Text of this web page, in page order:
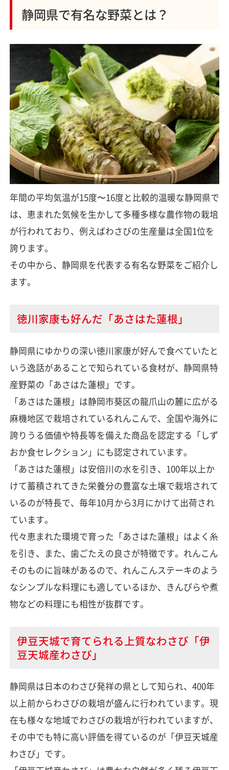
静岡県で有名な野菜とは？
年間の平均気温が15度〜16度と比較的温暖な静岡県で
は、恵まれた気候を生かして多種多様な農作物の栽培
が行われており、例えばわさびの生産量は全国1位を
誇ります。
その中から、静岡県を代表する有名な野菜をご紹介し
ます。
徳川家康も好んだ「あさはた蓮根」
静岡県にゆかりの深い徳川家康が好んで食べていたと
いう逸話があることで知られている食材が、静岡県特
産野菜の「あさはた蓮根」です。
「あさはた蓮根」は静岡市葵区の龍爪山の麓に広がる
麻機地区で栽培されているれんこんで、全国や海外に
誇りうる価値や特長等を備えた商品を認定する「しず
おか食セレクション」にも認定されています。
「あさはた蓮根」は安倍川の水を引き、100年以上か
けて蓄積されてきた栄養分の豊富な土壌で栽培されて
いるのが特長で、毎年10月から3月にかけて出荷され
ています。
代々恵まれた環境で育った「あさはた蓮根」はよく糸
を引き、また、歯ごたえの良さが特徴です。れんこん
そのものに旨味があるので、れんこんステーキのよう
なシンプルな料理にも適しているほか、きんぴらや煮
物などの料理にも相性が抜群です。
伊豆天城で育てられる上質なわさび「伊
豆天城産わさび」
静岡県は日本のわさび発祥の県として知られ、400年
以上前からわさびの栽培が盛んに行われています。現
在も様々な地域でわさびの栽培が行われていますが、
その中でも特に高い評価を得ているのが「伊豆天城産
わさび」です。